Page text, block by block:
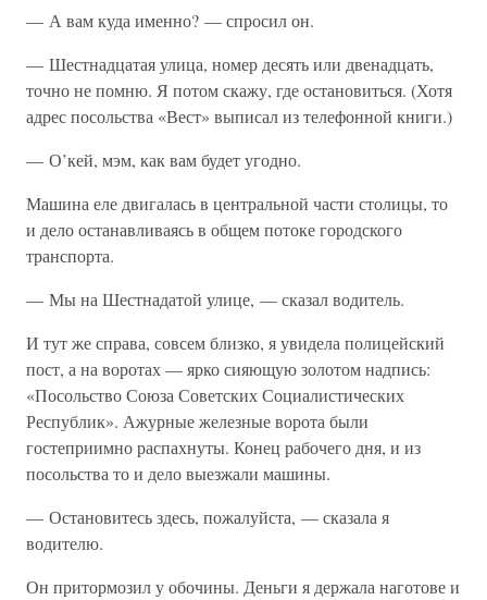
— А вам куда именно? — спросил он.
— Шестнадцатая улица, номер десять или двенадцать,
точно не помню. Я потом скажу, где остановиться. (Хотя
адрес посольства «Вест» выписал из телефонной книги.)
— О’кей, мэм, как вам будет угодно.
Машина еле двигалась в центральной части столицы, то
и дело останавливаясь в общем потоке городского
транспорта.
— Мы на Шестнадатой улице, — сказал водитель.
И тут же справа, совсем близко, я увидела полицейский
пост, а на воротах — ярко сияющую золотом надпись:
«Посольство Союза Советских Социалистических
Республик». Ажурные железные ворота были
гостеприимно распахнуты. Конец рабочего дня, и из
посольства то и дело выезжали машины.
— Остановитесь здесь, пожалуйста, — сказала я
водителю.
Он притормозил у обочины. Деньги я держала наготове и